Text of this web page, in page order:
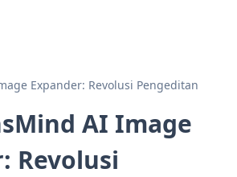
Expander: Revolusi Pengeditan
AI Image
Revolusi